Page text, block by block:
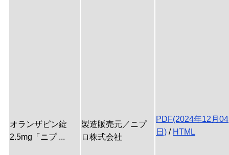
オランザピン錠
2.5mg「ニプ ...
製造販売元／ニプ
ロ株式会社
PDF(2024年12月04
日) / HTML